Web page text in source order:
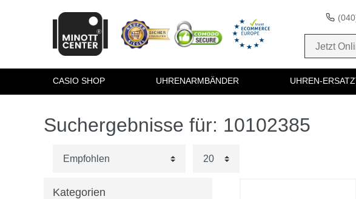
CASIO SHOP UHRENARMBÄNDER UHREN-
Suchergebnisse für: 10102385
Kategorien